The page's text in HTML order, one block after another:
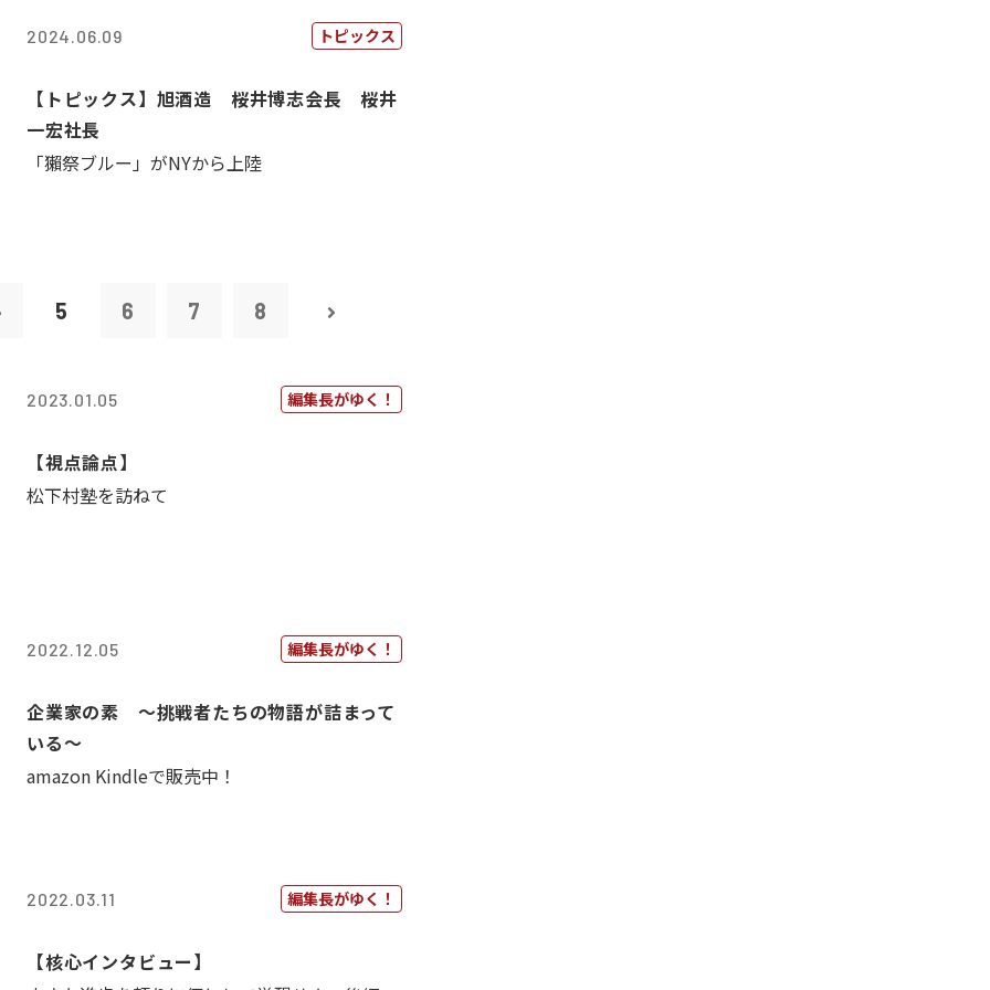
2024.06.09 トピックス
【トピックス】旭酒造 桜井博志会長 桜井
一宏社長
「獺祭ブルー」がNYから上陸
5 6 7 8
2023.01.05 編集長がゆく！
【視点論点】
松下村塾を訪ねて
2022.12.05 編集長がゆく！
企業家の素 〜挑戦者たちの物語が詰まって
いる〜
amazon Kindleで販売中！
2022.03.11 編集長がゆく！
【核心インタビュー】